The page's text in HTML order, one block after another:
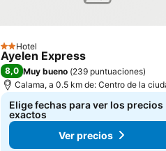
2 Estrellas
Hotel
Ayelen Express
8,0 Muy bueno (239 puntuaciones)
Calama, a 0.5 km de: Centro de la
Elige fechas para ver los precios
exactos
Ver precios